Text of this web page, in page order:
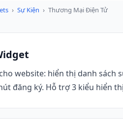
› Sự Kiện › Thương Mại Điện Tử
website: hiển thị danh sách
đăng ký. Hỗ trợ 3 kiểu hiển